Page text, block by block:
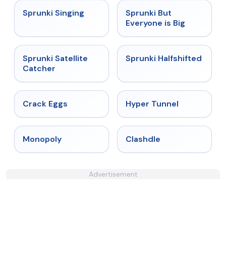
★
Sprunki Singing
Sprunki But
Everyone is Big
★ 4.4
Sprunki Satellite
Catcher
★ 4.9
Sprunki Halfshifted
Crack Eggs Hyper Tunnel
Monopoly Clashdle
Advertisement